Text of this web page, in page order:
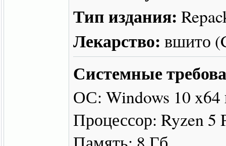
Тип издания:
Лекарство: вшито
Системные
ОС: Windows 10
Процессор: Ryzen 5